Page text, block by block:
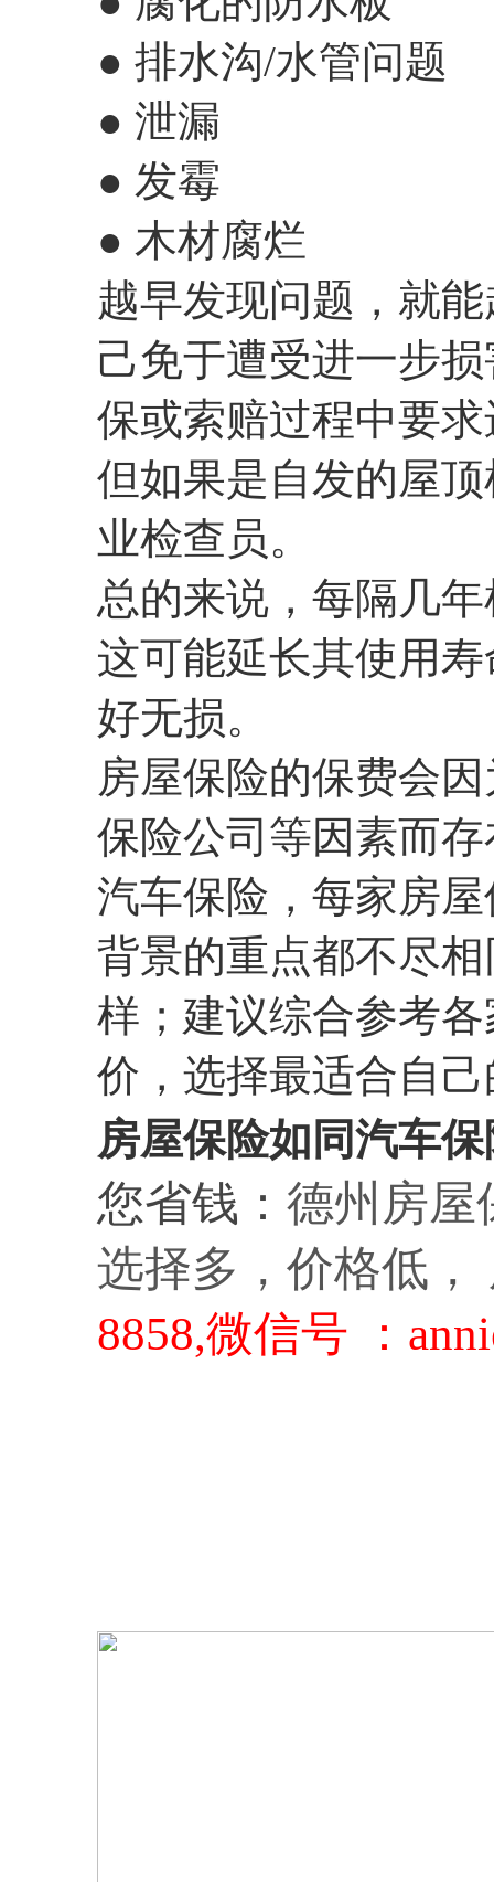
● 排水沟/水管问题
● 泄漏
● 发霉
● 木材腐烂
越早发现问题，就
己免于遭受进一步
保或索赔过程中要
但如果是自发的屋
业检查员。
总的来说，每隔几
这可能延长其使用
好无损。
房屋保险的保费会
保险公司等因素而
汽车保险，每家房
背景的重点都不尽
样；建议综合参考
价，选择最适合自
房屋保险如同汽车
您省钱： 德州房屋
选择多，价格低
8858,微信号 ：